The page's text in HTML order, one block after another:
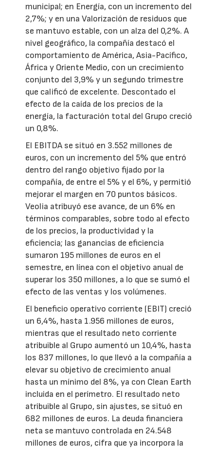
municipal; en Energía, con un incremento del
2,7%; y en una Valorización de residuos que
se mantuvo estable, con un alza del 0,2%. A
nivel geográfico, la compañía destacó el
comportamiento de América, Asia-Pacífico,
África y Oriente Medio, con un crecimiento
conjunto del 3,9% y un segundo trimestre
que calificó de excelente. Descontado el
efecto de la caída de los precios de la
energía, la facturación total del Grupo creció
un 0,8%.
El EBITDA se situó en 3.552 millones de
euros, con un incremento del 5% que entró
dentro del rango objetivo fijado por la
compañía, de entre el 5% y el 6%, y permitió
mejorar el margen en 70 puntos básicos.
Veolia atribuyó ese avance, de un 6% en
términos comparables, sobre todo al efecto
de los precios, la productividad y la
eficiencia; las ganancias de eficiencia
sumaron 195 millones de euros en el
semestre, en línea con el objetivo anual de
superar los 350 millones, a lo que se sumó el
efecto de las ventas y los volúmenes.
El beneficio operativo corriente (EBIT) creció
un 6,4%, hasta 1.956 millones de euros,
mientras que el resultado neto corriente
atribuible al Grupo aumentó un 10,4%, hasta
los 837 millones, lo que llevó a la compañía a
elevar su objetivo de crecimiento anual
hasta un mínimo del 8%, ya con Clean Earth
incluida en el perímetro. El resultado neto
atribuible al Grupo, sin ajustes, se situó en
682 millones de euros. La deuda financiera
neta se mantuvo controlada en 24.548
millones de euros, cifra que ya incorpora la